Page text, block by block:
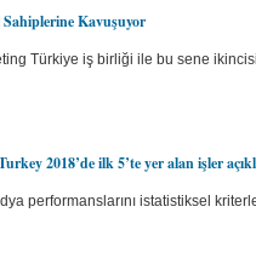
Kavuşuyor
Türkiye iş birliği ile bu sene
2018’de ilk 5’te yer alan işler
performanslarını istatis­tiksel